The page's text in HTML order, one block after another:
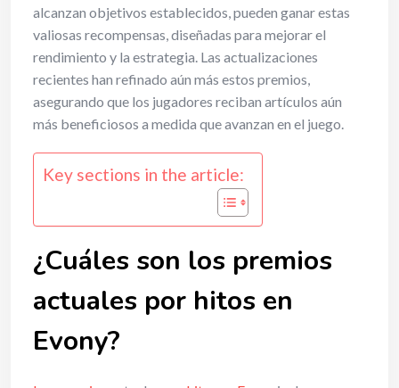
alcanzan objetivos establecidos, pueden ganar estas
valiosas recompensas, diseñadas para mejorar el
rendimiento y la estrategia. Las actualizaciones
recientes han refinado aún más estos premios,
asegurando que los jugadores reciban artículos aún
más beneficiosos a medida que avanzan en el juego.
Key sections in the article:
¿Cuáles son los premios
actuales por hitos en
Evony?